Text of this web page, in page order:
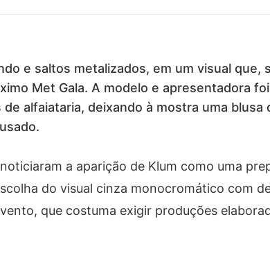
e saltos metalizados, em um visual que,
Met Gala. A modelo e apresentadora
alfaiataria, deixando à mostra uma blusa
a aparição de Klum como uma
do visual cinza monocromático com
que costuma exigir produções